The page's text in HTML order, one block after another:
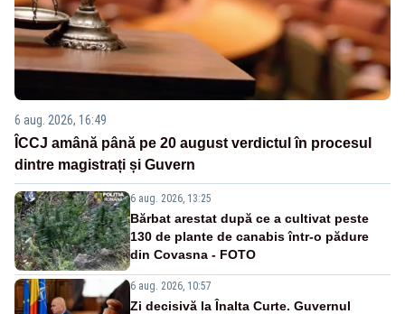
6 aug. 2026, 16:49
ÎCCJ amână până pe 20 august verdictul în procesul
dintre magistrați și Guvern
6 aug. 2026, 13:25
Bărbat arestat după ce a cultivat peste
130 de plante de canabis într-o pădure
din Covasna - FOTO
6 aug. 2026, 10:57
Zi decisivă la Înalta Curte. Guvernul